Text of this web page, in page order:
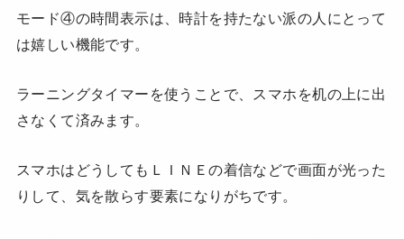
モード④の時間表示は、時計を持たない派の人にとって
は嬉しい機能です。
ラーニングタイマーを使うことで、スマホを机の上に出
さなくて済みます。
スマホはどうしてもＬＩＮＥの着信などで画面が光った
りして、気を散らす要素になりがちです。